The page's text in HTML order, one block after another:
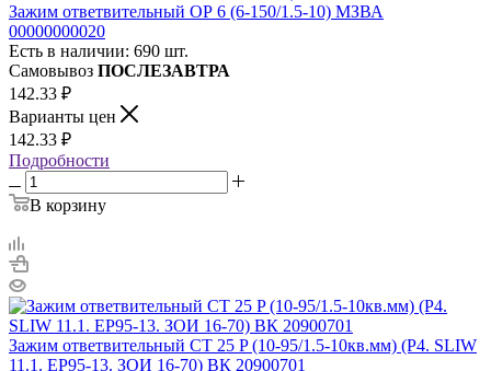
Зажим ответвительный ОР 6 (6-150/1.5-10) МЗВА
00000000020
Есть в наличии: 690 шт.
Самовывоз ПОСЛЕЗАВТРА
142.33 ₽
Варианты цен
142.33 ₽
Подробности
В корзину
Зажим ответвительный CT 25 P (10-95/1.5-10кв.мм) (P4. SLIW
11.1. EP95-13. ЗОИ 16-70) ВК 20900701